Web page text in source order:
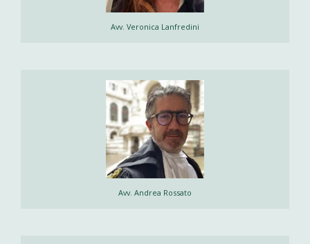
Avv. Veronica Lanfredini
Avv. Andrea Rossato